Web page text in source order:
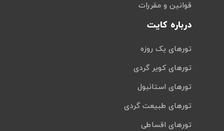
قوانین و مقررات
درباره کایت
تورهای یک روزه
تورهای کویر گردی
تورهای استانبول
تورهای طبیعت گردی
تورهای اقساطی